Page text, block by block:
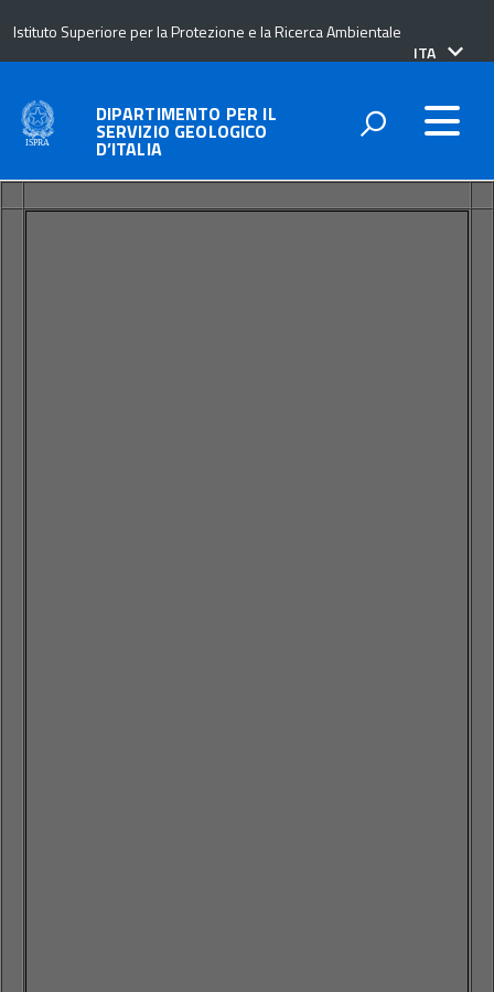
Istituto Superiore per la Protezione e la Ricerca Ambientale
lingua
ITA
DIPARTIMENTO PER IL
SERVIZIO GEOLOGICO
D’ITALIA